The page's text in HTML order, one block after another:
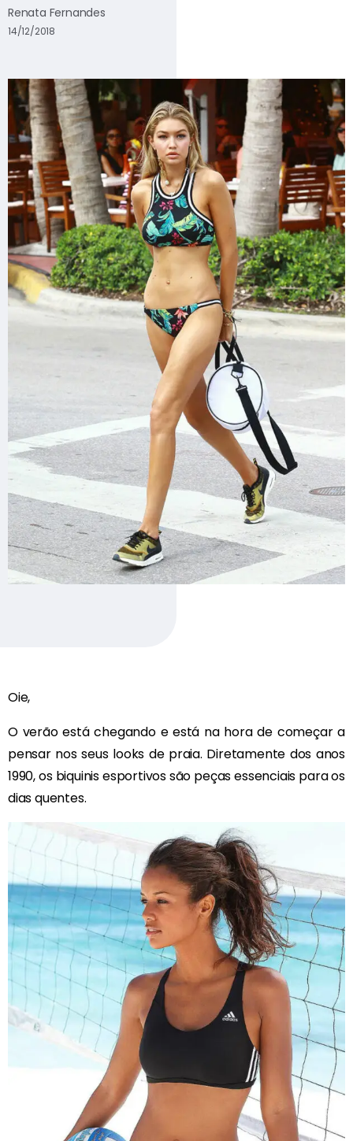
Renata Fernandes
14/12/2018
Oie,
O verão está chegando e está na hora de começar a
pensar nos seus looks de praia. Diretamente dos anos
1990, os biquinis esportivos são peças essenciais para os
dias quentes.